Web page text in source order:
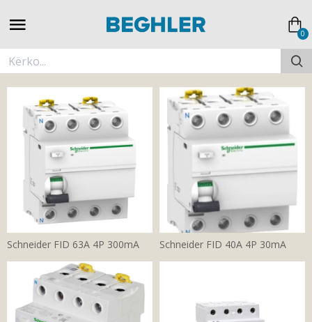
0
Schneider FID 63A 4P 300mA Schneider FID 40A 4P 30mA